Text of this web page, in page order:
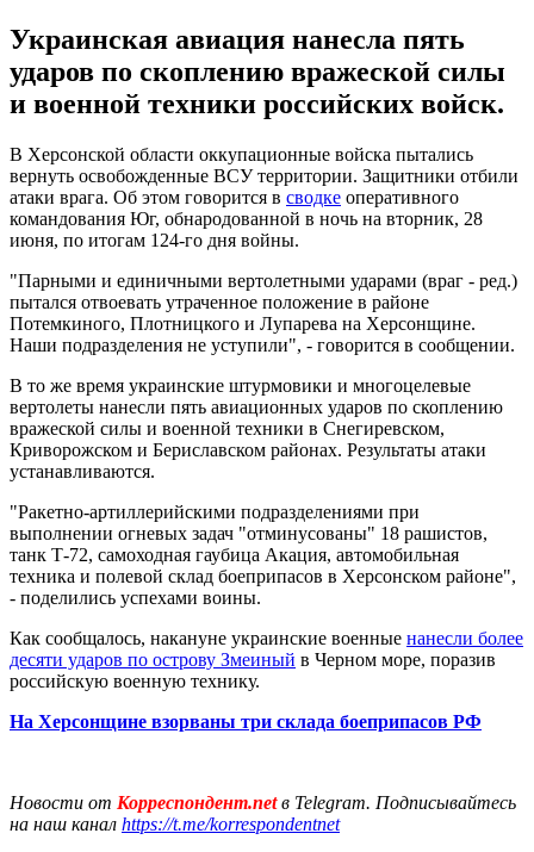
Украинская авиация нанесла пять
ударов по скоплению вражеской силы
и военной техники российских войск.
В Херсонской области оккупационные войска пытались
вернуть освобожденные ВСУ территории. Защитники отбили
атаки врага. Об этом говорится в сводке оперативного
командования Юг, обнародованной в ночь на вторник, 28
июня, по итогам 124-го дня войны.
"Парными и единичными вертолетными ударами (враг - ред.)
пытался отвоевать утраченное положение в районе
Потемкиного, Плотницкого и Лупарева на Херсонщине.
Наши подразделения не уступили", - говорится в сообщении.
В то же время украинские штурмовики и многоцелевые
вертолеты нанесли пять авиационных ударов по скоплению
вражеской силы и военной техники в Снегиревском,
Криворожском и Бериславском районах. Результаты атаки
устанавливаются.
"Ракетно-артиллерийскими подразделениями при
выполнении огневых задач "отминусованы" 18 рашистов,
танк Т-72, ​​самоходная гаубица Акация, автомобильная
техника и полевой склад боеприпасов в Херсонском районе",
- поделились успехами воины.
Как сообщалось, накануне украинские военные нанесли более
десяти ударов по острову Змеиный в Черном море, поразив
российскую военную технику.
На Херсонщине взорваны три склада боеприпасов РФ
Новости от Корреспондент.netв Telegram. Подписывайтесь
на наш канал https://t.me/korrespondentnet